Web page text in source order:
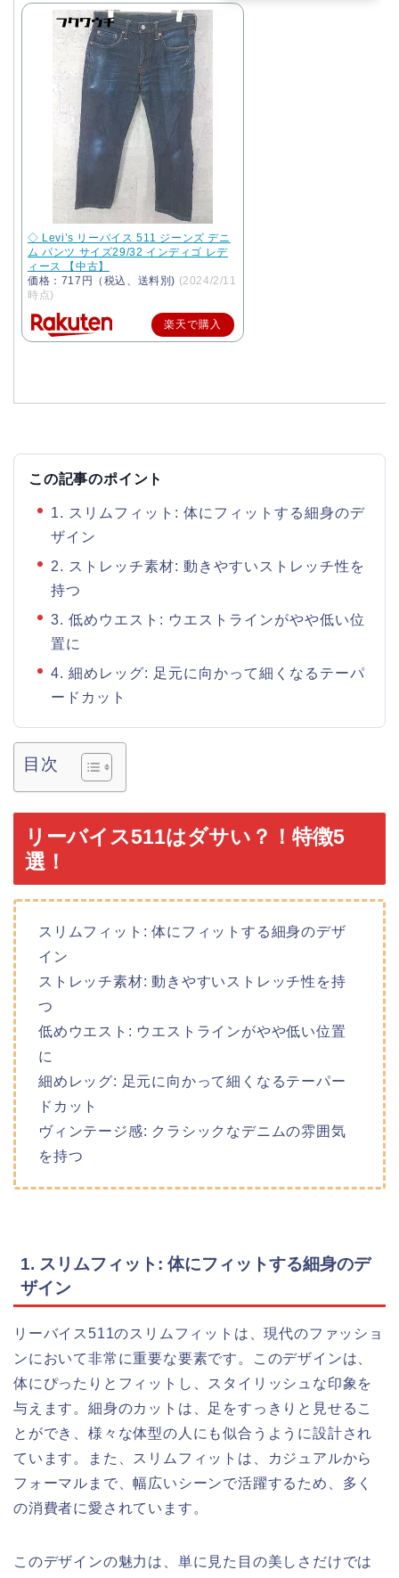
◇ Levi’s リーバイス 511 ジーンズ デニ
ム パンツ サイズ29/32 インディゴ レデ
ィース 【中古】
価格：717円（税込、送料別) (2024/2/11
時点)
楽天で購入
この記事のポイント
1. スリムフィット: 体にフィットする細身のデ
ザイン
2. ストレッチ素材: 動きやすいストレッチ性を
持つ
3. 低めウエスト: ウエストラインがやや低い位
置に
4. 細めレッグ: 足元に向かって細くなるテーパ
ードカット
目次
リーバイス511はダサい？！特徴5
選！
スリムフィット: 体にフィットする細身のデザ
イン
ストレッチ素材: 動きやすいストレッチ性を持
つ
低めウエスト: ウエストラインがやや低い位置
に
細めレッグ: 足元に向かって細くなるテーパー
ドカット
ヴィンテージ感: クラシックなデニムの雰囲気
を持つ
1. スリムフィット: 体にフィットする細身のデ
ザイン
リーバイス511のスリムフィットは、現代のファッショ
ンにおいて非常に重要な要素です。このデザインは、
体にぴったりとフィットし、スタイリッシュな印象を
与えます。細身のカットは、足をすっきりと見せるこ
とができ、様々な体型の人にも似合うように設計され
ています。また、スリムフィットは、カジュアルから
フォーマルまで、幅広いシーンで活躍するため、多く
の消費者に愛されています。
このデザインの魅力は、単に見た目の美しさだけでは